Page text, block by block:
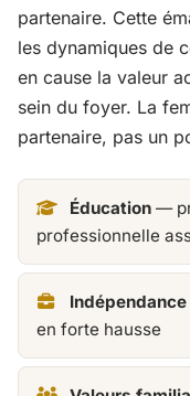
partenaire. Cette
les dynamiques de
en cause la valeur
sein du foyer. La
partenaire, pas un
Éducation—
professionnelle
en forte hausse